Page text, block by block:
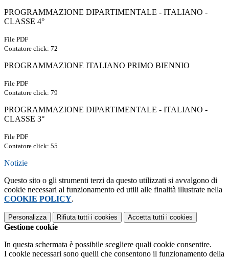
PROGRAMMAZIONE DIPARTIMENTALE - ITALIANO -
CLASSE 4°
File PDF
Contatore click: 72
PROGRAMMAZIONE ITALIANO PRIMO BIENNIO
File PDF
Contatore click: 79
PROGRAMMAZIONE DIPARTIMENTALE - ITALIANO -
CLASSE 3°
File PDF
Contatore click: 55
Notizie
Questo sito o gli strumenti terzi da questo utilizzati si avvalgono di
cookie necessari al funzionamento ed utili alle finalità illustrate nella
COOKIE POLICY.
Personalizza Rifiuta tutti i cookies Accetta tutti i cookies
Gestione cookie
In questa schermata è possibile scegliere quali cookie consentire.
I cookie necessari sono quelli che consentono il funzionamento della